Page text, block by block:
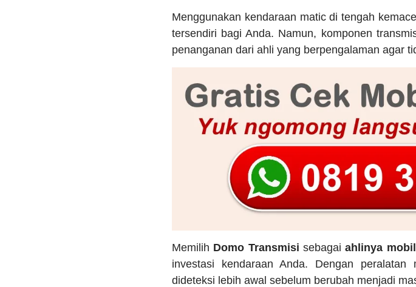
Menggunakan kendaraan matic di tengah
tersendiri bagi Anda. Namun, komponen
penanganan dari ahli yang berpengalaman agar
Memilih Domo Transmisi sebagaiahlinya
investasi kendaraan Anda. Dengan
dideteksi lebih awal sebelum berubah menjadi